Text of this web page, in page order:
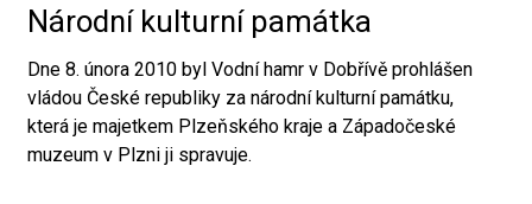
Národní kulturní památka
Dne 8. února 2010 byl Vodní hamr v Dobřívě prohlášen
vládou České republiky za národní kulturní památku,
která je majetkem Plzeňského kraje a Západočeské
muzeum v Plzni ji spravuje.